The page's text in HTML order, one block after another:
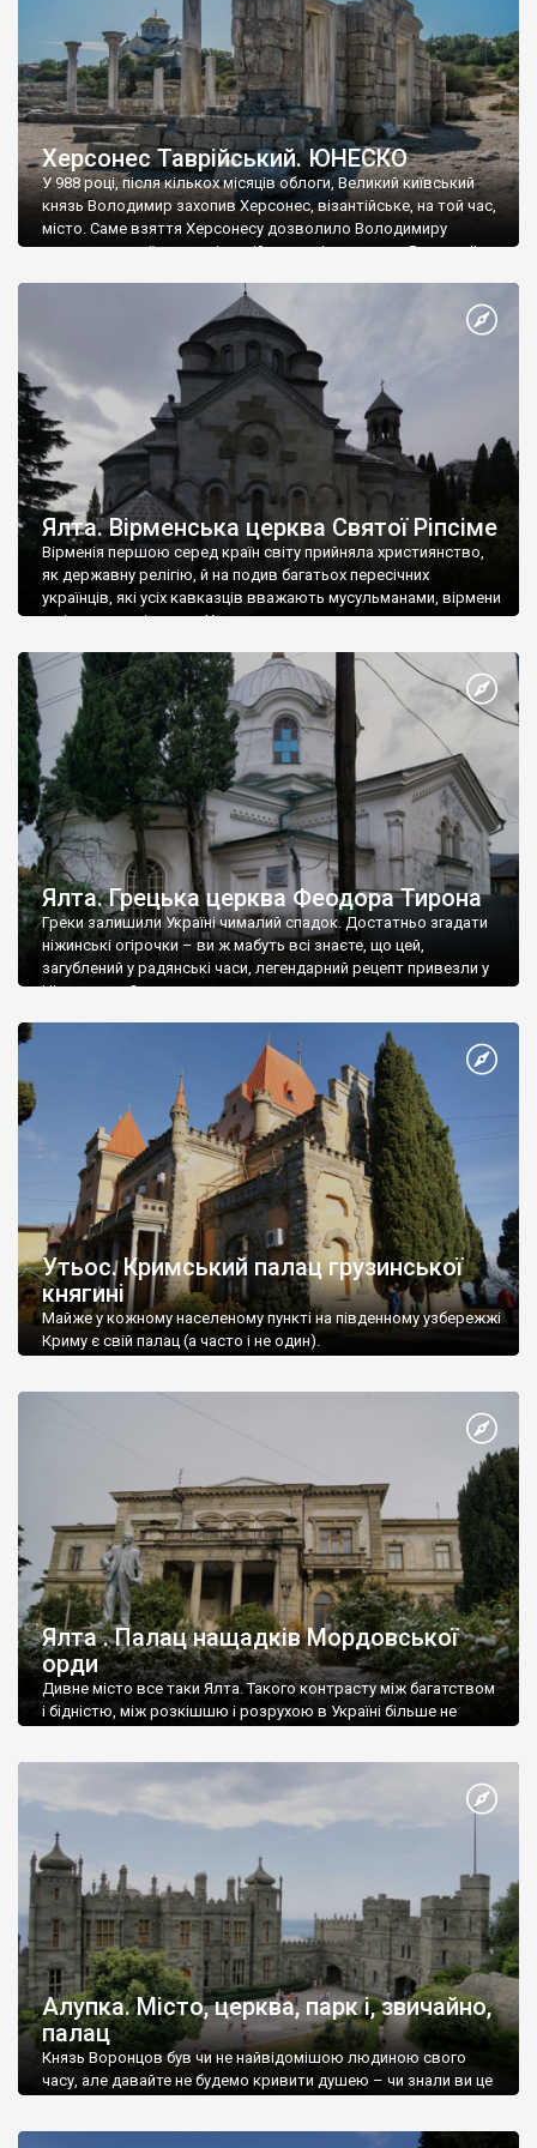
Херсонес Таврійський. ЮНЕСКО
У 988 році, після кількох місяців облоги, Великий київський
князь Володимир захопив Херсонес, візантійське, на той час,
місто. Саме взяття Херсонесу дозволило Володимиру
диктувати свої умови візантійському імператору Василю ІІ, та
Херсонесі Володимир-язичник, став Василем-християнином.
А потім було Хрещення Русі. На честь Херсонесу Таврійського
Ялта. Вірменська церква Святої Ріпсіме
Вірменія першою серед країн світу прийняла християнство,
як державну релігію, й на подив багатьох пересічних
українців, які усіх кавказців вважають мусульманами, вірмени
є відданими вірянами Христа
Ялта. Грецька церква Феодора Тирона
Греки залишили Україні чималий спадок. Достатньо згадати
ніжинські огірочки – ви ж мабуть всі знаєте, що цей,
загублений у радянські часи, легендарний рецепт привезли у
Ніжин греки?
Утьос. Кримський палац грузинської
княгині
Майже у кожному населеному пункті на південному узбережжі
Криму є свій палац (а часто і не один).
Ялта . Палац нащадків Мордовської
орди
Дивне місто все таки Ялта. Такого контрасту між багатством
і бідністю, між розкішшю і розрухою в Україні більше не
Алупка. Місто, церква, парк і, звичайно,
палац
Князь Воронцов був чи не найвідомішою людиною свого
часу, але давайте не будемо кривити душею – чи знали ви це